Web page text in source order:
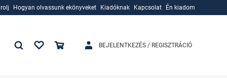
Hogyan olvassunk ekönyveket
Kiadóknak
Kapcsolat Én kiadom
BEJELENTKEZÉS / REGISZTRÁCIÓ